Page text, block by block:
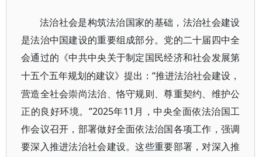
法治社会是构筑法治国家的基础，法治社会建设
是法治中国建设的重要组成部分。党的二十届四中全
会通过的《中共中央关于制定国民经济和社会发展第
十五个五年规划的建议》提出：“推进法治社会建设，
营造全社会崇尚法治、恪守规则、尊重契约、维护公
正的良好环境。”2025年11月，中央全面依法治国工
作会议召开，部署做好全面依法治国各项工作，强调
要深入推进法治社会建设。这些重要部署，对深入推